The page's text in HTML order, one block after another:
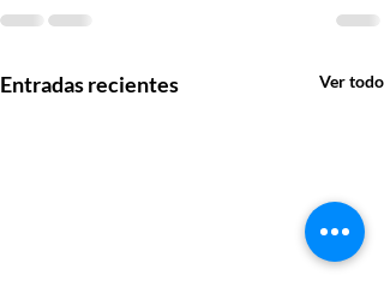
Entradas recientes Ver todo